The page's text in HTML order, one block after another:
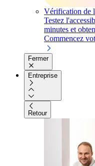
Vérification de
Testez
minutes et
Commencez
Fermer
Entreprise
Retour